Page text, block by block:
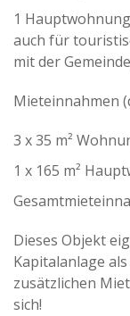
1
auch für
mit der
Mieteinnahmen
3 x 35 m²
1 x 165 m²
Dieses Objekt
Kapitalanlage
zusätzlichen
sich!